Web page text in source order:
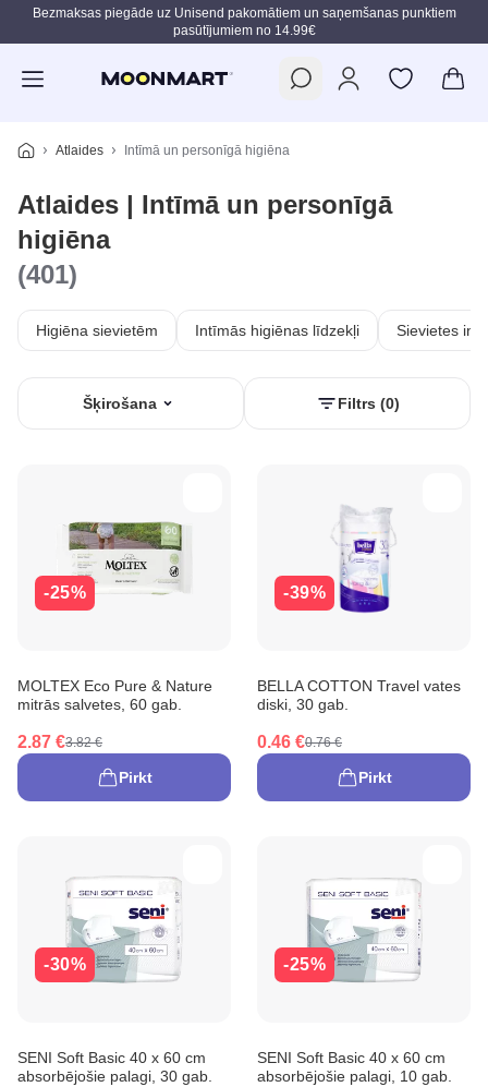
Pāriet uz galveno saturu
Bezmaksas piegāde uz Unisend pakomātiem un saņemšanas punktiem
pasūtījumiem no 14.99€
Atlaides Intīmā un personīgā higiēna
Atlaides | Intīmā un personīgā
higiēna
(401)
Higiēna sievietēm Intīmās higiēnas līdzekļi Sievietes
Šķirošana Filtrs (0)
-25%
MOLTEX Eco Pure & Nature
mitrās salvetes, 60 gab.
2.87 €3.82 €
Pirkt
-39%
BELLA COTTON Travel vates
diski, 30 gab.
0.46 €0.76 €
Pirkt
-30%
SENI Soft Basic 40 x 60 cm
absorbējošie palagi, 30 gab.
-25%
SENI Soft Basic 40 x 60 cm
absorbējošie palagi, 10 gab.